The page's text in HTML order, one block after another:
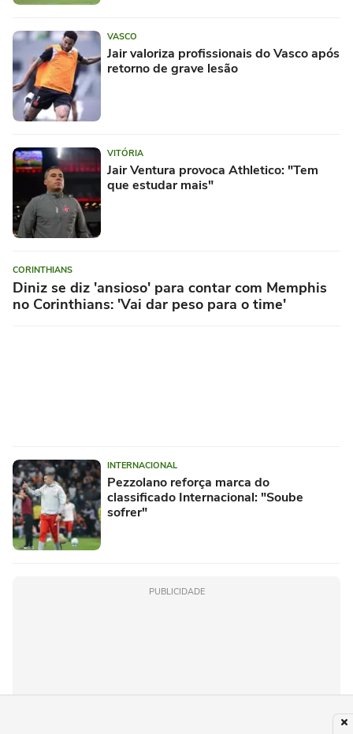
VASCO
Jair valoriza profissionais do Vasco após
retorno de grave lesão
VITÓRIA
Jair Ventura provoca Athletico: "Tem
que estudar mais"
CORINTHIANS
Diniz se diz 'ansioso' para contar com Memphis
no Corinthians: 'Vai dar peso para o time'
INTERNACIONAL
Pezzolano reforça marca do
classificado Internacional: "Soube
sofrer"
PUBLICIDADE